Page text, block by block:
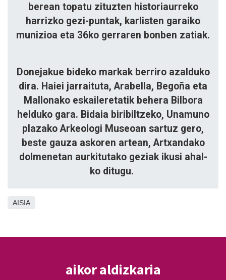
berean topatu zituzten historiaurreko
harrizko gezi-puntak, karlisten garaiko
munizioa eta 36ko gerraren bonben zatiak.
Donejakue bideko markak berriro azalduko
dira. Haiei jarraituta, Arabella, Begoña eta
Mallonako eskaileretatik behera Bilbora
helduko gara. Bidaia bi­ribiltzeko, Unamuno
plazako Arkeo­lo­gi Museoan sartuz gero,
beste gau­za askoren artean, Artxandako
dol­menetan aurkitutako geziak ikusi ahal­
ko ditugu.
AISIA
aikor aldizkaria